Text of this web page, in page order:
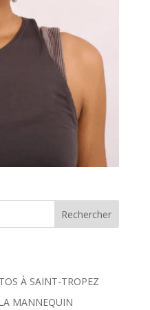
Rechercher
À SAINT-TROPEZ
MANNEQUIN